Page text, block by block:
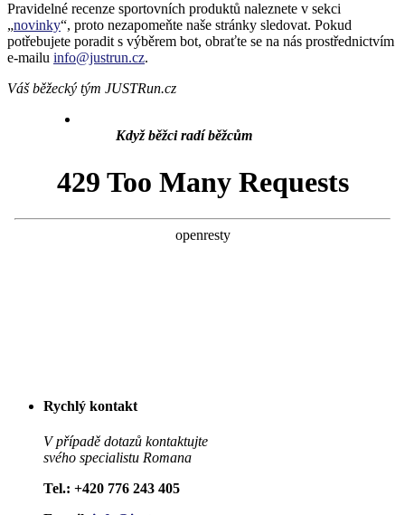
Pravidelné recenze sportovních produktů naleznete v sekci
„novinky“, proto nezapomeňte naše stránky sledovat. Pokud
potřebujete poradit s výběrem bot, obraťte se na nás prostřednictvím
e-mailu info@justrun.cz.
Váš běžecký tým JUSTRun.cz
Když běžci radí běžcům
Rychlý kontakt
V případě dotazů kontaktujte
svého specialistu Romana
Tel.: +420 776 243 405